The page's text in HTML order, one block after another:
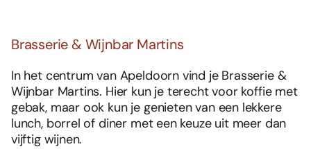
Brasserie & Wijnbar Martins
In het centrum van Apeldoorn vind je Brasserie &
Wijnbar Martins. Hier kun je terecht voor koffie met
gebak, maar ook kun je genieten van een lekkere
lunch, borrel of diner met een keuze uit meer dan
vijftig wijnen.